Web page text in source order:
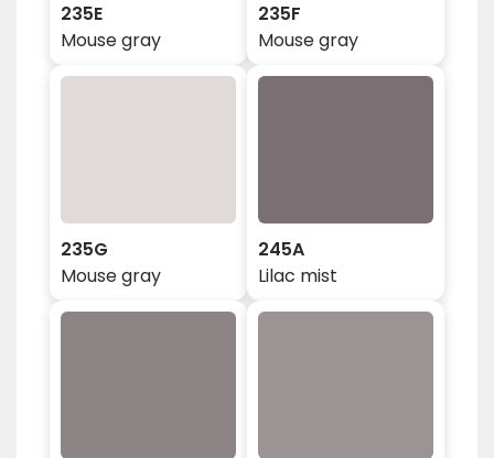
235E
Mouse gray
235F
Mouse gray
235G
Mouse gray
245A
Lilac mist